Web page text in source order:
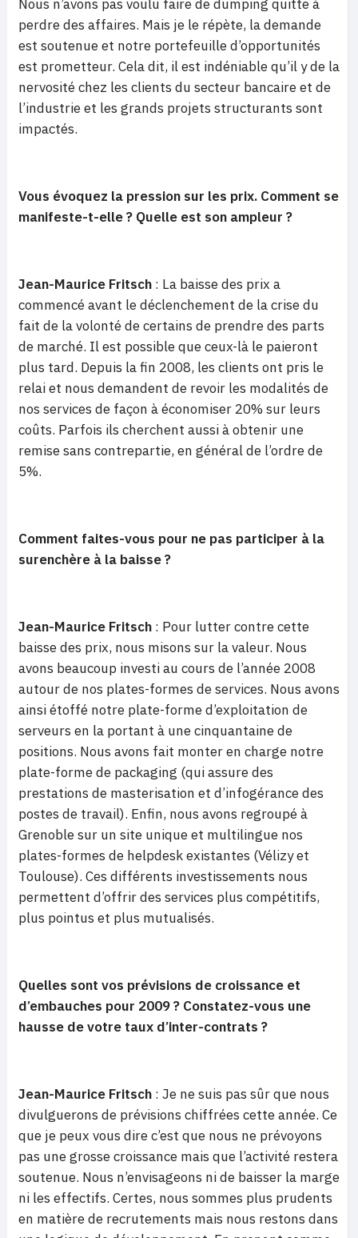
Nous n’avons pas voulu faire de dumping quitte à
perdre des affaires. Mais je le répète, la demande
est soutenue et notre portefeuille d’opportunités
est prometteur. Cela dit, il est indéniable qu’il y de la
nervosité chez les clients du secteur bancaire et de
l’industrie et les grands projets structurants sont
impactés.
Vous évoquez la pression sur les prix. Comment se
manifeste-t-elle ? Quelle est son ampleur ?
Jean-Maurice Fritsch : La baisse des prix a
commencé avant le déclenchement de la crise du
fait de la volonté de certains de prendre des parts
de marché. Il est possible que ceux-là le paieront
plus tard. Depuis la fin 2008, les clients ont pris le
relai et nous demandent de revoir les modalités de
nos services de façon à économiser 20% sur leurs
coûts. Parfois ils cherchent aussi à obtenir une
remise sans contrepartie, en général de l’ordre de
5%.
Comment faites-vous pour ne pas participer à la
surenchère à la baisse ?
Jean-Maurice Fritsch : Pour lutter contre cette
baisse des prix, nous misons sur la valeur. Nous
avons beaucoup investi au cours de l’année 2008
autour de nos plates-formes de services. Nous avons
ainsi étoffé notre plate-forme d’exploitation de
serveurs en la portant à une cinquantaine de
positions. Nous avons fait monter en charge notre
plate-forme de packaging (qui assure des
prestations de masterisation et d’infogérance des
postes de travail). Enfin, nous avons regroupé à
Grenoble sur un site unique et multilingue nos
plates-formes de helpdesk existantes (Vélizy et
Toulouse). Ces différents investissements nous
permettent d’offrir des services plus compétitifs,
plus pointus et plus mutualisés.
Quelles sont vos prévisions de croissance et
d’embauches pour 2009 ? Constatez-vous une
hausse de votre taux d’inter-contrats ?
Jean-Maurice Fritsch : Je ne suis pas sûr que nous
divulguerons de prévisions chiffrées cette année. Ce
que je peux vous dire c’est que nous ne prévoyons
pas une grosse croissance mais que l’activité restera
soutenue. Nous n’envisageons ni de baisser la marge
ni les effectifs. Certes, nous sommes plus prudents
en matière de recrutements mais nous restons dans